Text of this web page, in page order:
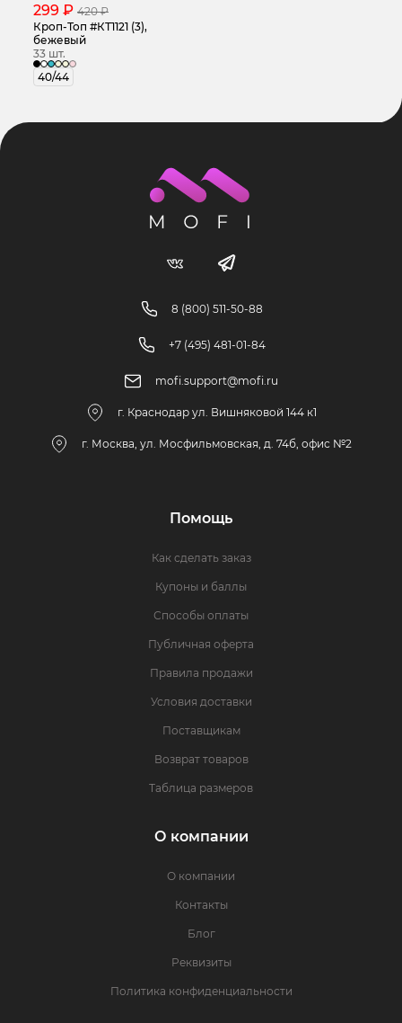
299 ₽ 420 ₽
Кроп-Топ #КТ1121 (3),
бежевый
33 шт.
40/44
8 (800) 511-50-88
+7 (495) 481-01-84
mofi.support@mofi.ru
г. Краснодар ул. Вишняковой 144 к1
г. Москва, ул. Мосфильмовская, д. 74б, офис №2
Помощь
Как сделать заказ
Купоны и баллы
Способы оплаты
Публичная оферта
Правила продажи
Условия доставки
Поставщикам
Возврат товаров
Таблица размеров
О компании
О компании
Контакты
Блог
Реквизиты
Политика конфиденциальности